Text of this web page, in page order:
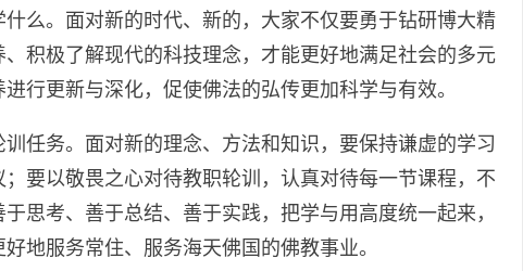
么。面对新的时代、新的，大家不仅要勇于钻研博大精
积极了解现代的科技理念，才能更好地满足社会的多元
行更新与深化，促使佛法的弘传更加科学与有效。
任务。面对新的理念、方法和知识，要保持谦虚的学习
要以敬畏之心对待教职轮训，认真对待每一节课程，不
思考、善于总结、善于实践，把学与用高度统一起来，
地服务常住、服务海天佛国的佛教事业。